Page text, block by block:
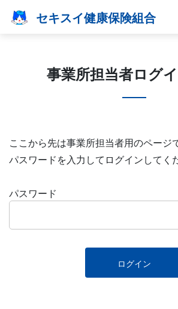
セキスイ健康保険組合
事業所担当者ログ
ここから先は事業所担当者用のページ
パスワードを入力してログインしてく
パスワード
ログイン